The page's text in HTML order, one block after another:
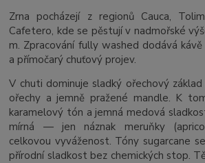
Zrna pocházejí z regionů Cauca,
Cafetero, kde se pěstují v nadmořské
m. Zpracování fully washed dodává
a přímočarý chuťový projev.
V chuti dominuje sladký ořechový
ořechy a jemně pražené mandle. K
karamelový tón a jemná medová
mírná — jen náznak meruňky
celkovou vyváženost. Tóny sugarcane
přírodní sladkost bez chemických stop.